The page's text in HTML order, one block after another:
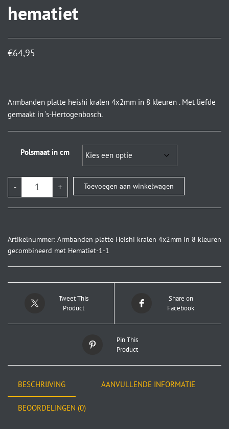
hematiet
€64,95
Armbanden platte heishi kralen 4x2mm in 8 kleuren . Met liefde
gemaakt in ‘s-Hertogenbosch.
Polsmaat in cm
- + Toevoegen aan winkelwagen
Artikelnummer: Armbanden platte Heishi kralen 4x2mm in 8 kleuren
gecombineerd met Hematiet-1-1
Tweet This
Product
Share on
Facebook
Pin This
Product
BESCHRIJVING AANVULLENDE INFORMATIE
BEOORDELINGEN (0)